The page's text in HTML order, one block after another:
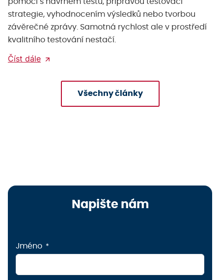
pomoci s návrhem testů, přípravou testovací
strategie, vyhodnocením výsledků nebo tvorbou
závěrečné zprávy. Samotná rychlost ale v prostředí
kvalitního testování nestačí.
Číst dále
Všechny články
Napište nám
Jméno